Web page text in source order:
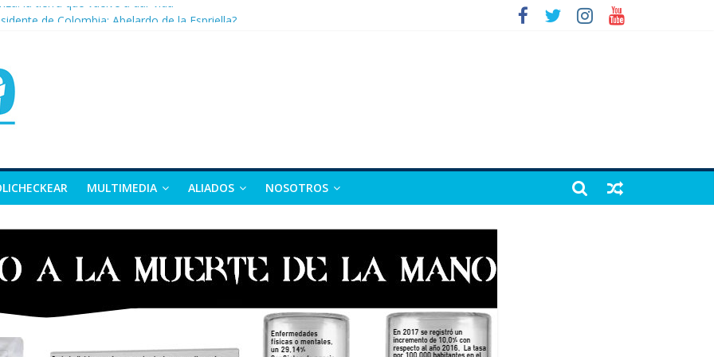
la tierra que vuelve a dar vida
exvicepresidente y figura clave de la política colombiana
y Nariño deja 21 muertos y más de 50 heridos
MULTIMEDIA ALIADOS NOSOTROS